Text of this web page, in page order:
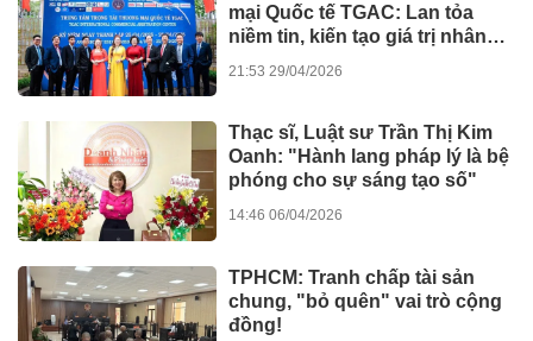
mại Quốc tế TGAC: Lan tỏa
niềm tin, kiến tạo giá trị nhân
21:53 29/04/2026
Thạc sĩ, Luật sư Trần Thị Kim
Oanh: "Hành lang pháp lý là bệ
phóng cho sự sáng tạo số"
14:46 06/04/2026
TPHCM: Tranh chấp tài sản
chung, "bỏ quên" vai trò cộng
đồng!